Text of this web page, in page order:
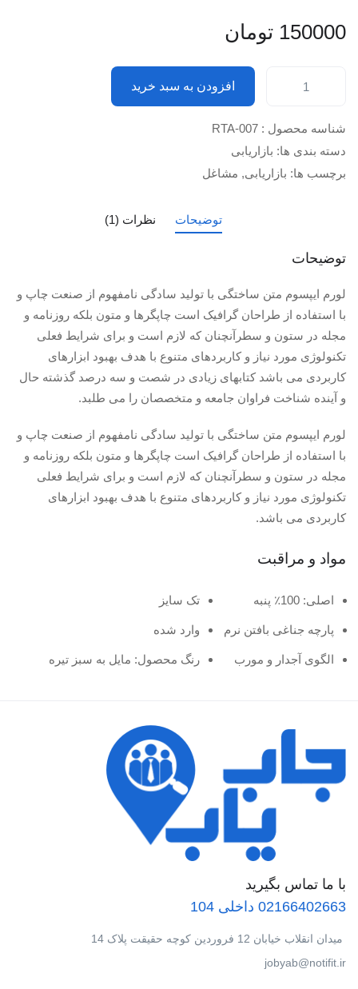
150000 تومان
افزودن به سبد خرید
شناسه محصول : RTA-007
دسته بندی ها: بازاریابی
برچسب ها: بازاریابی, مشاغل
توضیحات نظرات (1)
توضیحات
لورم ایپسوم متن ساختگی با تولید سادگی نامفهوم از صنعت چاپ و
با استفاده از طراحان گرافیک است چاپگرها و متون بلکه روزنامه و
مجله در ستون و سطرآنچنان که لازم است و برای شرایط فعلی
تکنولوژی مورد نیاز و کاربردهای متنوع با هدف بهبود ابزارهای
کاربردی می باشد کتابهای زیادی در شصت و سه درصد گذشته حال
و آینده شناخت فراوان جامعه و متخصصان را می طلبد.
لورم ایپسوم متن ساختگی با تولید سادگی نامفهوم از صنعت چاپ و
با استفاده از طراحان گرافیک است چاپگرها و متون بلکه روزنامه و
مجله در ستون و سطرآنچنان که لازم است و برای شرایط فعلی
تکنولوژی مورد نیاز و کاربردهای متنوع با هدف بهبود ابزارهای
کاربردی می باشد.
مواد و مراقبت
اصلی: 100٪ پنبه
پارچه جناغی بافتن نرم
الگوی آجدار و مورب
تک سایز
وارد شده
رنگ محصول: مایل به سبز تیره
با ما تماس بگیرید
02166402663 داخلی 104
jobyab@notifit.ir